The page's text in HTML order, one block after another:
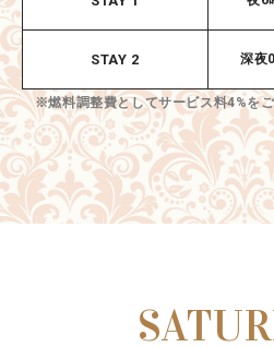
STAY 2 深夜
※燃料調整費としてサービス料4%を